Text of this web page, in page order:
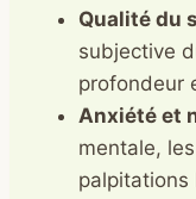
Qualité du
subjective
profondeur
Anxiété et
mentale,
palpitations